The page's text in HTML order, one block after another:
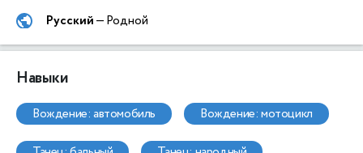
Русский— Родной
Навыки
вождение: автомобиль вождение: мотоцикл